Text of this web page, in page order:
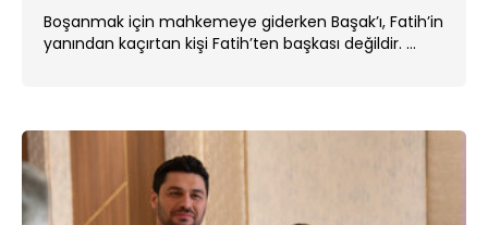
Boşanmak için mahkemeye giderken Başak’ı, Fatih’in
yanından kaçırtan kişi Fatih’ten başkası değildir. ...